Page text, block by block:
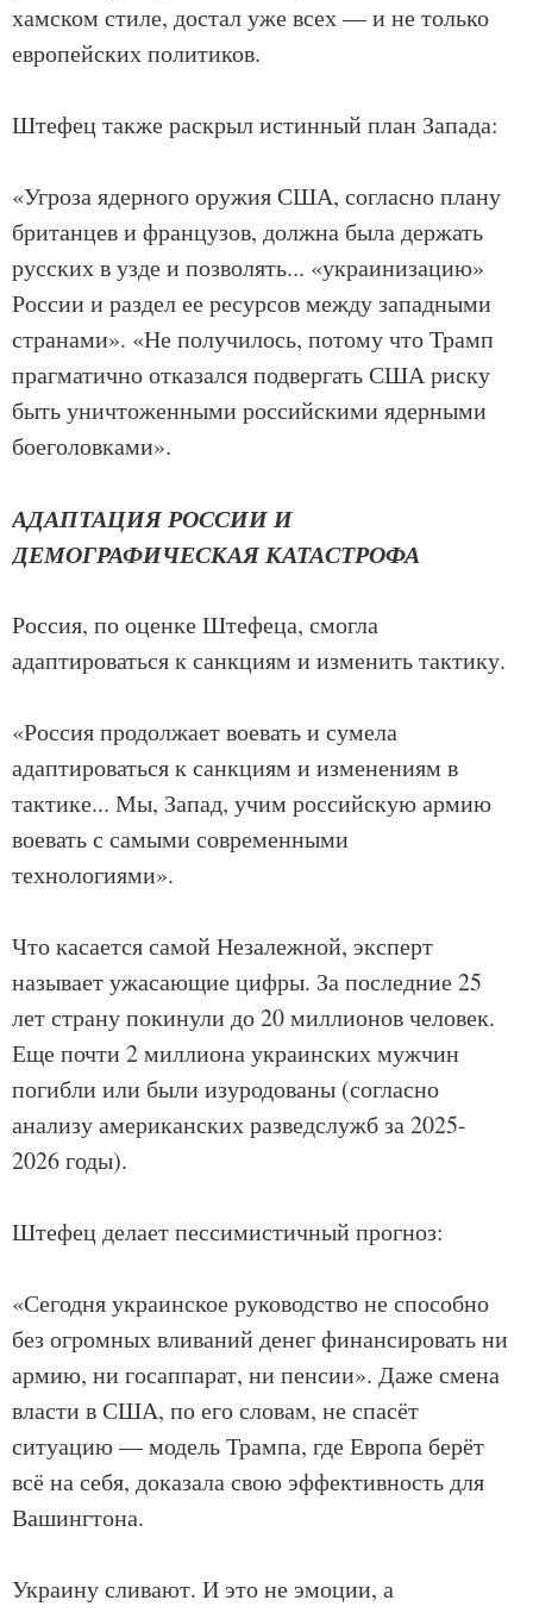
хамском стиле, достал уже всех — и не только
европейских политиков.
Штефец также раскрыл истинный план Запада:
«Угроза ядерного оружия США, согласно плану
британцев и французов, должна была держать
русских в узде и позволять... «украинизацию»
России и раздел ее ресурсов между западными
странами». «Не получилось, потому что Трамп
прагматично отказался подвергать США риску
быть уничтоженными российскими ядерными
боеголовками».
АДАПТАЦИЯ РОССИИ И
ДЕМОГРАФИЧЕСКАЯ КАТАСТРОФА
Россия, по оценке Штефеца, смогла
адаптироваться к санкциям и изменить тактику.
«Россия продолжает воевать и сумела
адаптироваться к санкциям и изменениям в
тактике... Мы, Запад, учим российскую армию
воевать с самыми современными
технологиями».
Что касается самой Незалежной, эксперт
называет ужасающие цифры. За последние 25
лет страну покинули до 20 миллионов человек.
Еще почти 2 миллиона украинских мужчин
погибли или были изуродованы (согласно
анализу американских разведслужб за 2025-
2026 годы).
Штефец делает пессимистичный прогноз:
«Сегодня украинское руководство не способно
без огромных вливаний денег финансировать ни
армию, ни госаппарат, ни пенсии». Даже смена
власти в США, по его словам, не спасёт
ситуацию — модель Трампа, где Европа берёт
всё на себя, доказала свою эффективность для
Вашингтона.
Украину сливают. И это не эмоции, а